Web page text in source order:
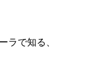
ラで知る、